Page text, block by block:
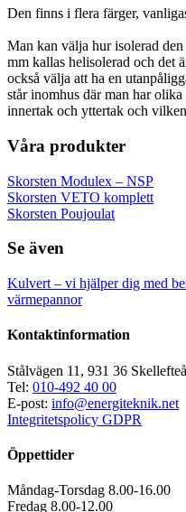
Den finns i flera färger,
Man kan välja hur isolerad
mm kallas helisolerad och det
också välja att ha en
står inomhus där man har
innertak och yttertak och
Våra produkter
Skorsten Modulex – NSP
Skorsten VETO komplett
Skorsten Poujoulat
Se även
Kulvert – vi hjälper dig med
värmepannor
Kontaktinformation
Stålvägen 11, 931 36 Skellefteå
Tel: 010-492 40 00
E-post: info@energiteknik.net
Integritetspolicy GDPR
Öppettider
Måndag-Torsdag 8.00-16.00
Fredag 8.00-12.00